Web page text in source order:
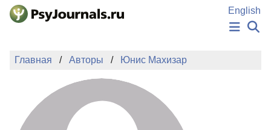
Перейти к основному содержанию
English
НОВОСТИ
АВТОРЫ
ПОДАТЬ РУКОПИСЬ
БАЗА ЗНАНИЙ
КЛЮЧЕВЫЕ СЛОВА
Главная Авторы Юнис Махизар